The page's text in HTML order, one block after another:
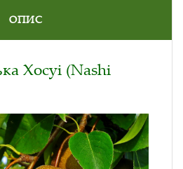
ОПИС
Хосуі (Nashi